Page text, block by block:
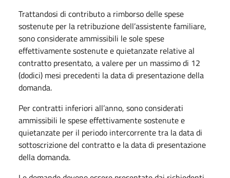
Trattandosi di contributo a rimborso delle spese
sostenute per la retribuzione dell’assistente familiare,
sono considerate ammissibili le sole spese
effettivamente sostenute e quietanzate relative al
contratto presentato, a valere per un massimo di 12
(dodici) mesi precedenti la data di presentazione della
domanda.
Per contratti inferiori all’anno, sono considerati
ammissibili le spese effettivamente sostenute e
quietanzate per il periodo intercorrente tra la data di
sottoscrizione del contratto e la data di presentazione
della domanda.